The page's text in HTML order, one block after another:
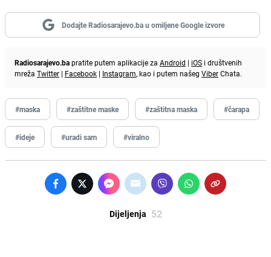
Dodajte Radiosarajevo.ba u omiljene Google izvore
Radiosarajevo.bapratite putem aplikacije za Android | iOS i društvenih
mreža Twitter | Facebook | Instagram, kao i putem našeg ViberChata.
#maska #zaštitne maske #zaštitna maska #čarapa
#ideje #uradi sam #viralno
Dijeljenja 52